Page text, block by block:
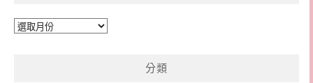
彙
分類